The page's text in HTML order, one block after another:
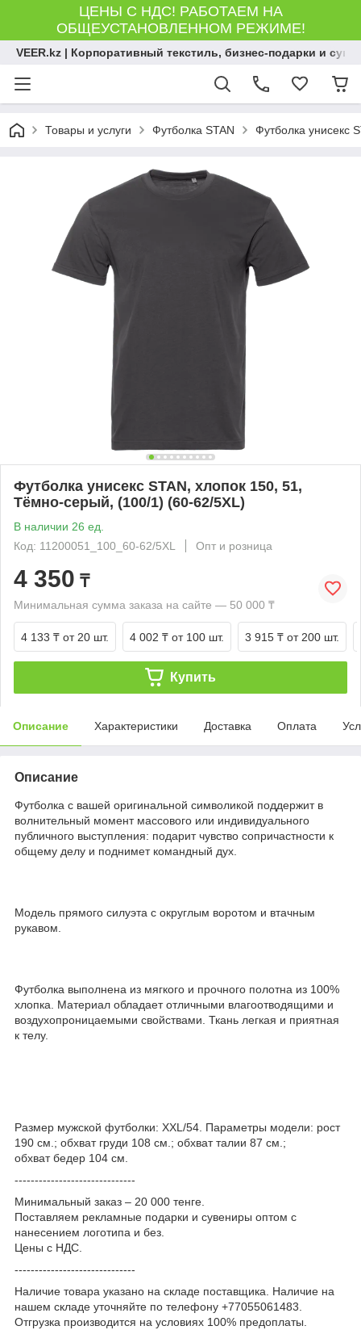
ЦЕНЫ С НДС! РАБОТАЕМ НА
ОБЩЕУСТАНОВЛЕННОМ РЕЖИМЕ!
VEER.kz | Корпоративный текстиль, бизнес-подарки и
Товары и услуги Футболка STAN Футболка унисекс
Футболка унисекс STAN, хлопок 150, 51,
Тёмно-серый, (100/1) (60-62/5XL)
В наличии 26 ед.
Код: 11200051_100_60-62/5XL
Опт и розница
4 350 ₸
Минимальная сумма заказа на сайте — 50 000 ₸
4 133 ₸ от 20 шт. 4 002 ₸ от 100 шт. 3 915 ₸ от 200 шт.
Купить
Описание Характеристики Доставка Оплата
Описание
Футболка с вашей оригинальной символикой поддержит в
волнительный момент массового или индивидуального
публичного выступления: подарит чувство сопричастности к
общему делу и поднимет командный дух.
Модель прямого силуэта с округлым воротом и втачным
рукавом.
Футболка выполнена из мягкого и прочного полотна из 100%
хлопка. Материал обладает отличными влагоотводящими и
воздухопроницаемыми свойствами. Ткань легкая и приятная
к телу.
Размер мужской футболки: XXL/54. Параметры модели: рост
190 см.; обхват груди 108 см.; обхват талии 87 см.;
обхват бедер 104 см.
------------------------------
Минимальный заказ – 20 000 тенге.
Поставляем рекламные подарки и сувениры оптом с
нанесением логотипа и без.
Цены с НДС.
------------------------------
Наличие товара указано на складе поставщика. Наличие на
нашем складе уточняйте по телефону +77055061483.
Отгрузка производится на условиях 100% предоплаты.